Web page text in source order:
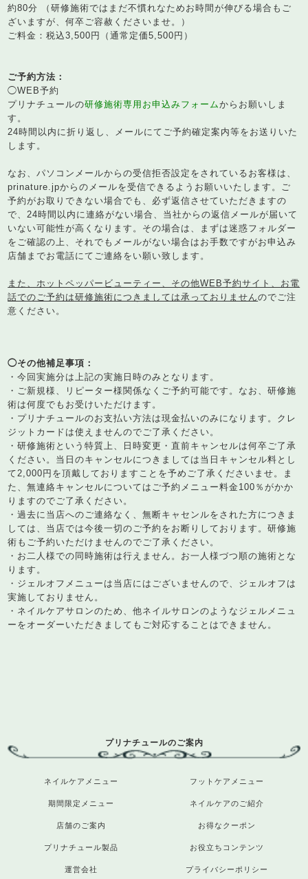
約80分 （研修施術ではまだ不慣れなためお時間が伸びる場合もご
ざいますが、何卒ご容赦くださいませ。）
ご料金：税込3,500円（通常定価5,500円）
ご予約方法：
◯WEB予約
プリナチュールの研修施術専用お申込みフォームからお願いしま
す。
24時間以内に折り返し、メールにてご予約確定案内等をお送りいた
します。
なお、パソコンメールからの受信拒否設定をされているお客様は、
prinature.jpからのメールを受信できるようお願いいたします。ご
予約がお取りできない場合でも、必ず返信させていただきますの
で、24時間以内に連絡がない場合、当社からの返信メールが届いて
いない可能性が高くなります。その場合は、まずは迷惑フォルダー
をご確認の上、それでもメールがない場合はお手数ですがお申込み
店舗までお電話にてご連絡をい願い致します。
また、ホットペッパービューティー、その他WEB予約サイト、お電
話でのご予約は研修施術につきましては承っておりませんのでご注
意ください。
◯その他補足事項：
・今回実施分は上記の実施日時のみとなります。
・ご新規様、リピーター様関係なくご予約可能です。なお、研修施
術は何度でもお受けいただけます。
・プリナチュールのお支払い方法は現金払いのみになります。クレ
ジットカードは使えませんのでご了承ください。
・研修施術という特質上、日時変更・直前キャンセルは何卒ご了承
ください。当日のキャンセルにつきましては当日キャンセル料とし
て2,000円を頂戴しておりますことを予めご了承くださいませ。ま
た、無連絡キャンセルについてはご予約メニュー料金100％がかか
りますのでご了承ください。
・過去に当店へのご連絡なく、無断キャセンルをされた方につきま
しては、当店では今後一切のご予約をお断りしております。研修施
術もご予約いただけませんのでご了承ください。
・お二人様での同時施術は行えません。お一人様づつ順の施術とな
ります。
・ジェルオフメニューは当店にはございませんので、ジェルオフは
実施しておりません。
・ネイルケアサロンのため、他ネイルサロンのようなジェルメニュ
ーをオーダーいただきましてもご対応することはできません。
プリナチュールのご案内
ネイルケアメニュー フットケアメニュー
期間限定メニュー ネイルケアのご紹介
店舗のご案内 お得なクーポン
プリナチュール製品 お役立ちコンテンツ
運営会社 プライバシーポリシー